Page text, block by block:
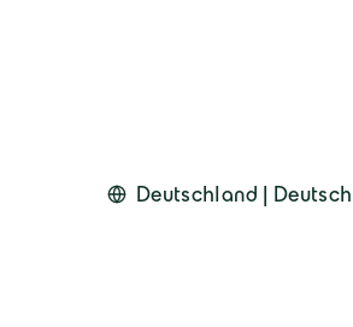
Deutschland | Deutsch